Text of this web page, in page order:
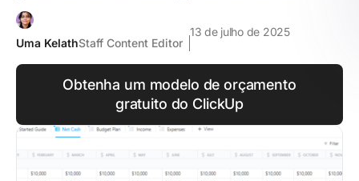
Uma KelathStaff Content Editor
13 de julho de 2025
Obtenha um modelo de orçamento
gratuito do ClickUp